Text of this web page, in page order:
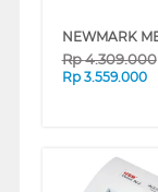
Rp4.309.000
Rp 3.559.000